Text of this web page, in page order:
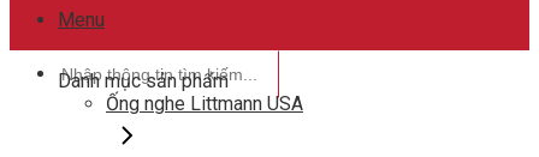
Menu
kiếm:
Danh mục sản phẩm
Ống nghe Littmann USA